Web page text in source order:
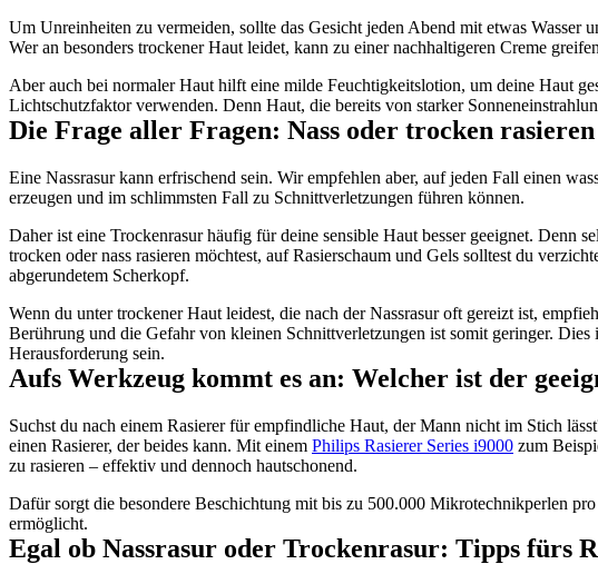
Um Unreinheiten zu vermeiden, sollte das Gesicht jeden Abend mit etwas
Wer an besonders trockener Haut leidet, kann zu einer nachhaltigeren Creme
Aber auch bei normaler Haut hilft eine milde Feuchtigkeitslotion, um deine Haut
Lichtschutzfaktor verwenden. Denn Haut, die bereits von starker
Die Frage aller Fragen: Nass oder trocken
Eine Nassrasur kann erfrischend sein. Wir empfehlen aber, auf jeden Fall einen
erzeugen und im schlimmsten Fall zu Schnittverletzungen führen können.
Daher ist eine Trockenrasur häufig für deine sensible Haut besser geeignet. Denn
trocken oder nass rasieren möchtest, auf Rasierschaum und Gels solltest du
abgerundetem Scherkopf.
Wenn du unter trockener Haut leidest, die nach der Nassrasur oft gereizt ist,
Berührung und die Gefahr von kleinen Schnittverletzungen ist somit geringer.
Herausforderung sein.
Aufs Werkzeug kommt es an: Welcher ist der
Suchst du nach einem Rasierer für empfindliche Haut, der Mann nicht im Stich
einen Rasierer, der beides kann. Mit einem Philips Rasierer Series i9000 zum
zu rasieren – effektiv und dennoch hautschonend.
Dafür sorgt die besondere Beschichtung mit bis zu 500.000 Mikrotechnikperlen
ermöglicht.
Egal ob Nassrasur oder Trockenrasur: Tipps fürs